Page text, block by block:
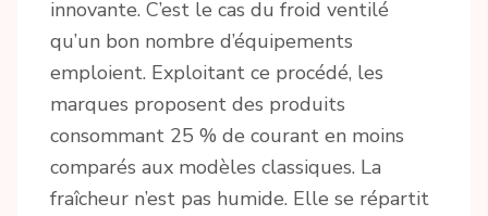
innovante. C’est le cas du froid ventilé
qu’un bon nombre d’équipements
emploient. Exploitant ce procédé, les
marques proposent des produits
consommant 25 % de courant en moins
comparés aux modèles classiques. La
fraîcheur n’est pas humide. Elle se répartit